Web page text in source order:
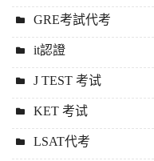
GRE考試代考
it認證
J TEST 考试
KET 考试
LSAT代考